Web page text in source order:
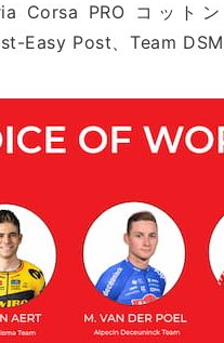
Corsa PRO コット
Easy Post、Team